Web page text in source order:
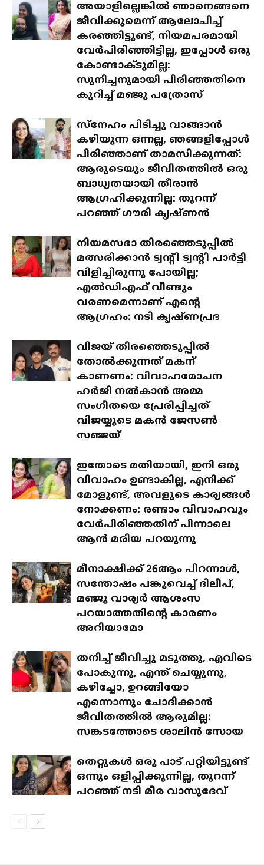
അയാളില്ലെങ്കിൽ ഞാനെങ്ങനെ
ജീവിക്കുമെന്ന് ആലോചിച്ച്
കരഞ്ഞിട്ടുണ്ട്, നിയമപരമായി
വേർപിരിഞ്ഞിട്ടില്ല, ഇപ്പോൾ ഒരു
കോണ്ടാക്ടുമില്ല:
സുനിച്ചനുമായി പിരിഞ്ഞതിനെ
കുറിച്ച് മഞ്ജു പത്രോസ്
സ്‌നേഹം പിടിച്ചു വാങ്ങാൻ
കഴിയുന്ന ഒന്നല്ല, ഞങ്ങളിപ്പോൾ
പിരിഞ്ഞാണ് താമസിക്കുന്നത്:
ആരുടെയും ജീവിതത്തിൽ ഒരു
ബാധ്യതയായി തീരാൻ
ആഗ്രഹിക്കുന്നില്ല: തുറന്ന്
പറഞ്ഞ് ഗൗരി കൃഷ്ണൻ
നിയമസഭാ തിരഞ്ഞെടുപ്പിൽ
മത്സരിക്കാൻ ട്വന്റി ട്വന്റി പാർട്ടി
വിളിച്ചിരുന്നു പോയില്ല;
എൽഡിഎഫ് വീണ്ടും
വരണമെന്നാണ് എന്റെ
ആഗ്രഹം: നടി കൃഷ്ണപ്രഭ
വിജയ് തിരഞ്ഞെടുപ്പിൽ
തോൽക്കുന്നത് മകന്
കാണണം: വിവാഹമോചന
ഹർജി നൽകാൻ അമ്മ
സംഗീതയെ പ്രേരിപ്പിച്ചത്
വിജയ്യുടെ മകൻ ജേസൺ
സഞ്ജയ്
ഇതോടെ മതിയായി, ഇനി ഒരു
വിവാഹം ഉണ്ടാകില്ല, എനിക്ക്
മോളുണ്ട്, അവളുടെ കാര്യങ്ങൾ
നോക്കണം: രണ്ടാം വിവാഹവും
വേർപിരിഞ്ഞതിന് പിന്നാലെ
ആൻ മരിയ പറയുന്നു
മീനാക്ഷിക്ക് 26ആം പിറന്നാൾ,
സന്തോഷം പങ്കുവെച്ച് ദിലീപ്,
മഞ്ജു വാര്യർ ആശംസ
പറയാത്തതിന്റെ കാരണം
അറിയാമോ
തനിച്ച് ജീവിച്ചു മടുത്തു, എവിടെ
പോകുന്നു, എന്ത് ചെയ്യുന്നു,
കഴിച്ചോ, ഉറങ്ങിയോ
എന്നൊന്നും ചോദിക്കാൻ
ജീവിതത്തിൽ ആരുമില്ല:
സങ്കടത്തോടെ ശാലിൻ സോയ
തെറ്റുകൾ ഒരു പാട് പറ്റിയിട്ടുണ്ട്
ഒന്നും ഒളിപ്പിക്കുന്നില്ല, തുറന്ന്
പറഞ്ഞ് നടി മീര വാസുദേവ്